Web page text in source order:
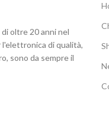
oltre 20 anni nel
di qualità,
sono da sempre il